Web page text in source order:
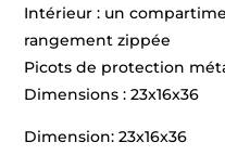
Intérieur : un
rangement zippée
Picots de protection
Dimensions : 23x16x36
Dimension: 23x16x36